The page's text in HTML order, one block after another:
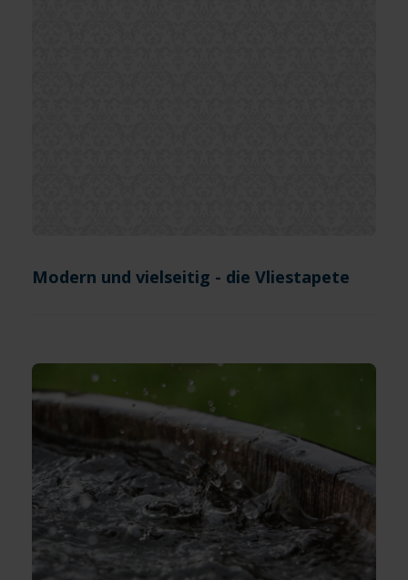
Modern und vielseitig - die Vliestapete